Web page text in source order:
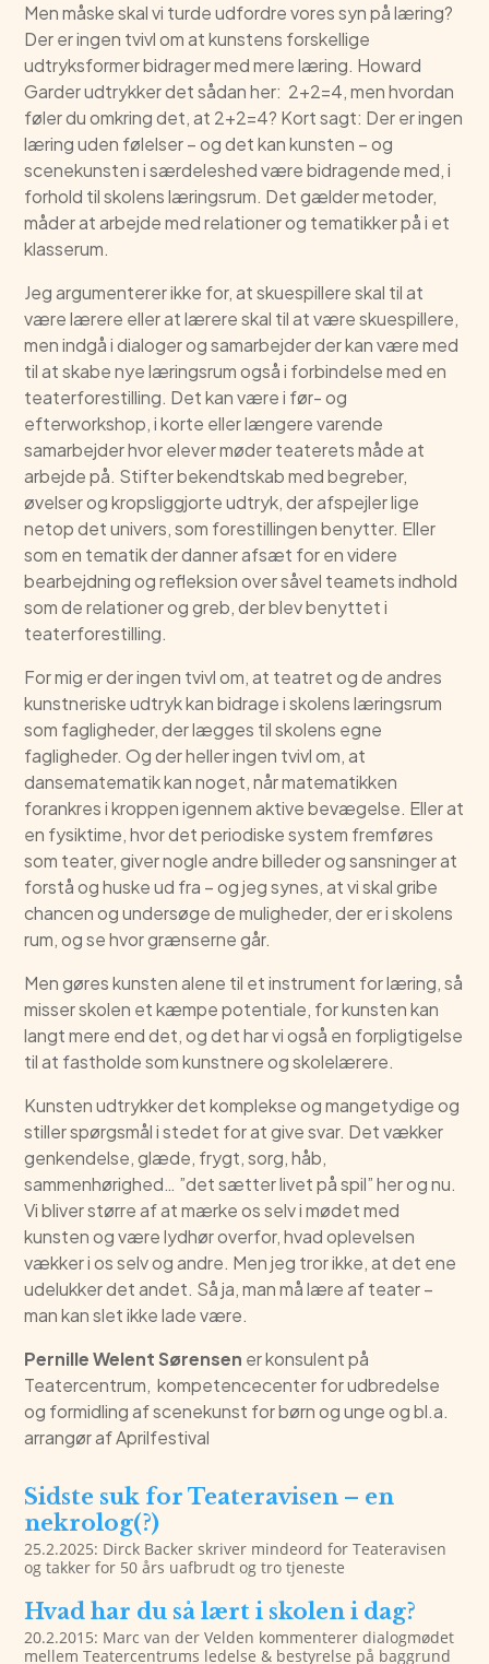
Men måske skal vi turde udfordre vores syn på læring?
Der er ingen tvivl om at kunstens forskellige
udtryksformer bidrager med mere læring. Howard
Garder udtrykker det sådan her: 2+2=4, men hvordan
føler du omkring det, at 2+2=4? Kort sagt: Der er ingen
læring uden følelser – og det kan kunsten – og
scenekunsten i særdeleshed være bidragende med, i
forhold til skolens læringsrum. Det gælder metoder,
måder at arbejde med relationer og tematikker på i et
klasserum.
Jeg argumenterer ikke for, at skuespillere skal til at
være lærere eller at lærere skal til at være skuespillere,
men indgå i dialoger og samarbejder der kan være med
til at skabe nye læringsrum også i forbindelse med en
teaterforestilling. Det kan være i før- og
efterworkshop, i korte eller længere varende
samarbejder hvor elever møder teaterets måde at
arbejde på. Stifter bekendtskab med begreber,
øvelser og kropsliggjorte udtryk, der afspejler lige
netop det univers, som forestillingen benytter. Eller
som en tematik der danner afsæt for en videre
bearbejdning og refleksion over såvel teamets indhold
som de relationer og greb, der blev benyttet i
teaterforestilling.
For mig er der ingen tvivl om, at teatret og de andres
kunstneriske udtryk kan bidrage i skolens læringsrum
som fagligheder, der lægges til skolens egne
fagligheder. Og der heller ingen tvivl om, at
dansematematik kan noget, når matematikken
forankres i kroppen igennem aktive bevægelse. Eller at
en fysiktime, hvor det periodiske system fremføres
som teater, giver nogle andre billeder og sansninger at
forstå og huske ud fra – og jeg synes, at vi skal gribe
chancen og undersøge de muligheder, der er i skolens
rum, og se hvor grænserne går.
Men gøres kunsten alene til et instrument for læring, så
misser skolen et kæmpe potentiale, for kunsten kan
langt mere end det, og det har vi også en forpligtigelse
til at fastholde som kunstnere og skolelærere.
Kunsten udtrykker det komplekse og mangetydige og
stiller spørgsmål i stedet for at give svar. Det vækker
genkendelse, glæde, frygt, sorg, håb,
sammenhørighed… ”det sætter livet på spil” her og nu.
Vi bliver større af at mærke os selv i mødet med
kunsten og være lydhør overfor, hvad oplevelsen
vækker i os selv og andre. Men jeg tror ikke, at det ene
udelukker det andet. Så ja, man må lære af teater –
man kan slet ikke lade være.
Pernille Welent Sørensen er konsulent på
Teatercentrum, kompetencecenter for udbredelse
og formidling af scenekunst for børn og unge og bl.a.
arrangør af Aprilfestival
Sidste suk for Teateravisen – en
nekrolog(?)
25.2.2025: Dirck Backer skriver mindeord for Teateravisen
og takker for 50 års uafbrudt og tro tjeneste
Hvad har du så lært i skolen i dag?
20.2.2015: Marc van der Velden kommenterer dialogmødet
mellem Teatercentrums ledelse & bestyrelse på baggrund